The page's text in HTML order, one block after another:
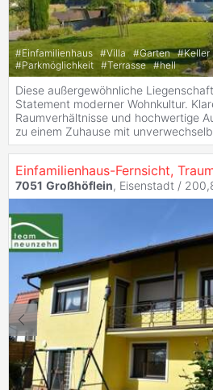
#Einfamilienhaus #Villa #Garten #Keller
#Parkmöglichkeit #Terrasse #hell
Diese außergewöhnliche
Statement moderner Wohnkultur.
Raumverhältnisse und hochwertige
zu einem Zuhause mit
7051 Großhöflein, Eisenstadt /